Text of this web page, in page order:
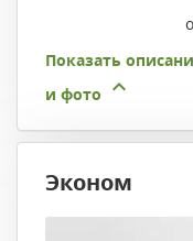
Показать
и фото
Эконом